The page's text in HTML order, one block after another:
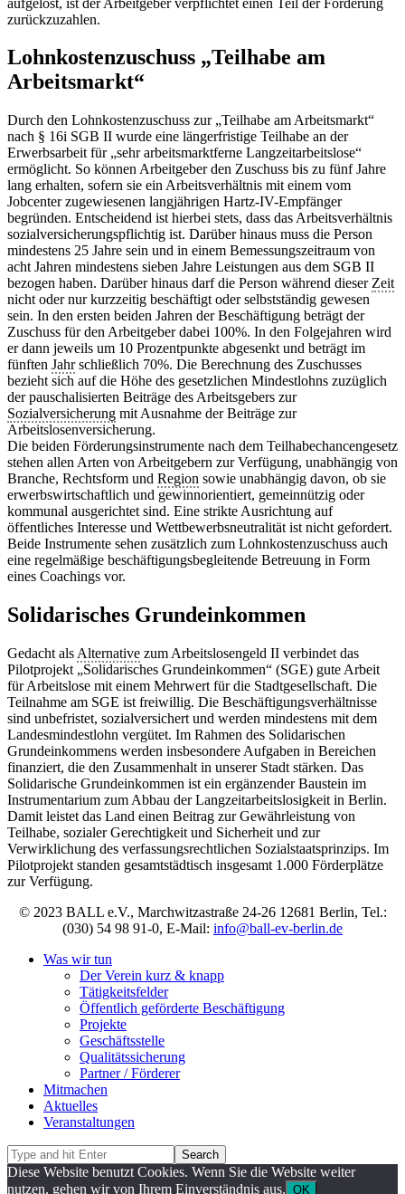
zurückzuzahlen.
Lohnkostenzuschuss „Teilhabe am
Arbeitsmarkt“
Durch den Lohnkostenzuschuss zur „Teilhabe am Arbeitsmarkt“
nach § 16i SGB II wurde eine längerfristige Teilhabe an der
Erwerbsarbeit für „sehr arbeitsmarktferne Langzeitarbeitslose“
ermöglicht. So können Arbeitgeber den Zuschuss bis zu fünf Jahre
lang erhalten, sofern sie ein Arbeitsverhältnis mit einem vom
Jobcenter zugewiesenen langjährigen Hartz-IV-Empfänger
begründen. Entscheidend ist hierbei stets, dass das Arbeitsverhältnis
sozialversicherungspflichtig ist. Darüber hinaus muss die Person
mindestens 25 Jahre sein und in einem Bemessungszeitraum von
acht Jahren mindestens sieben Jahre Leistungen aus dem SGB II
bezogen haben. Darüber hinaus darf die Person während dieser Zeit
nicht oder nur kurzzeitig beschäftigt oder selbstständig gewesen
sein. In den ersten beiden Jahren der Beschäftigung beträgt der
Zuschuss für den Arbeitgeber dabei 100%. In den Folgejahren wird
er dann jeweils um 10 Prozentpunkte abgesenkt und beträgt im
fünften Jahrschließlich 70%. Die Berechnung des Zuschusses
bezieht sich auf die Höhe des gesetzlichen Mindestlohns zuzüglich
der pauschalisierten Beiträge des Arbeitsgebers zur
Sozialversicherung mit Ausnahme der Beiträge zur
Arbeitslosenversicherung.
Die beiden Förderungsinstrumente nach dem Teilhabechancengesetz
stehen allen Arten von Arbeitgebern zur Verfügung, unabhängig von
Branche, Rechtsform und Region sowie unabhängig davon, ob sie
erwerbswirtschaftlich und gewinnorientiert, gemeinnützig oder
kommunal ausgerichtet sind. Eine strikte Ausrichtung auf
öffentliches Interesse und Wettbewerbsneutralität ist nicht gefordert.
Beide Instrumente sehen zusätzlich zum Lohnkostenzuschuss auch
eine regelmäßige beschäftigungsbegleitende Betreuung in Form
eines Coachings vor.
Solidarisches Grundeinkommen
Gedacht als Alternative zum Arbeitslosengeld II verbindet das
Pilotprojekt „Solidarisches Grundeinkommen“ (SGE) gute Arbeit
für Arbeitslose mit einem Mehrwert für die Stadtgesellschaft. Die
Teilnahme am SGE ist freiwillig. Die Beschäftigungsverhältnisse
sind unbefristet, sozialversichert und werden mindestens mit dem
Landesmindestlohn vergütet. Im Rahmen des Solidarischen
Grundeinkommens werden insbesondere Aufgaben in Bereichen
finanziert, die den Zusammenhalt in unserer Stadt stärken. Das
Solidarische Grundeinkommen ist ein ergänzender Baustein im
Instrumentarium zum Abbau der Langzeitarbeitslosigkeit in Berlin.
Damit leistet das Land einen Beitrag zur Gewährleistung von
Teilhabe, sozialer Gerechtigkeit und Sicherheit und zur
Verwirklichung des verfassungsrechtlichen Sozialstaatsprinzips. Im
Pilotprojekt standen gesamtstädtisch insgesamt 1.000 Förderplätze
zur Verfügung.
© 2023 BALL e.V., Marchwitzastraße 24-26 12681 Berlin, Tel.:
(030) 54 98 91-0, E-Mail: info@ball-ev-berlin.de
Was wir tun
Der Verein kurz & knapp
Tätigkeitsfelder
Öffentlich geförderte Beschäftigung
Projekte
Geschäftsstelle
Qualitätssicherung
Partner / Förderer
Mitmachen
Aktuelles
Veranstaltungen
Diese Website benutzt Cookies. Wenn Sie die Website weiter
nutzen, gehen wir von Ihrem Einverständnis aus. OK